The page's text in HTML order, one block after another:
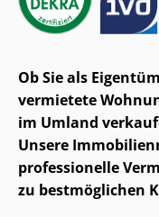
Ob Sie als
vermietete
im Umland
Unsere
professionelle
zu bestmöglichen